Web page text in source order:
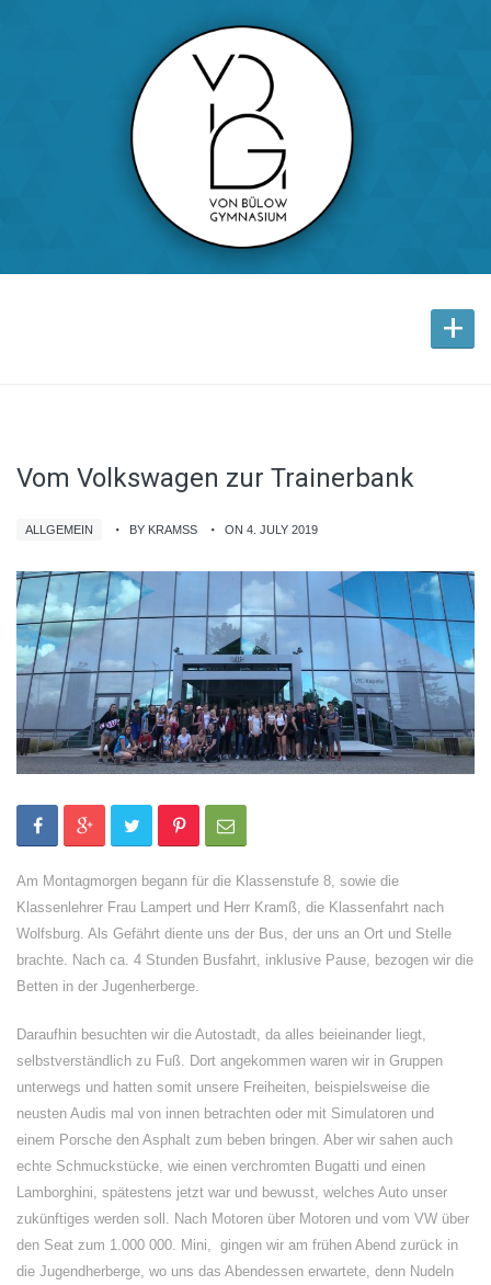
+
Vom Volkswagen zur Trainerbank
ALLGEMEIN BY KRAMSS ON 4. JULY 2019
Am Montagmorgen begann für die Klassenstufe 8, sowie die
Klassenlehrer Frau Lampert und Herr Kramß, die Klassenfahrt nach
Wolfsburg. Als Gefährt diente uns der Bus, der uns an Ort und Stelle
brachte. Nach ca. 4 Stunden Busfahrt, inklusive Pause, bezogen wir die
Betten in der Jugenherberge.
Daraufhin besuchten wir die Autostadt, da alles beieinander liegt,
selbstverständlich zu Fuß. Dort angekommen waren wir in Gruppen
unterwegs und hatten somit unsere Freiheiten, beispielsweise die
neusten Audis mal von innen betrachten oder mit Simulatoren und
einem Porsche den Asphalt zum beben bringen. Aber wir sahen auch
echte Schmuckstücke, wie einen verchromten Bugatti und einen
Lamborghini, spätestens jetzt war und bewusst, welches Auto unser
zukünftiges werden soll. Nach Motoren über Motoren und vom VW über
den Seat zum 1.000 000. Mini, gingen wir am frühen Abend zurück in
die Jugendherberge, wo uns das Abendessen erwartete, denn Nudeln